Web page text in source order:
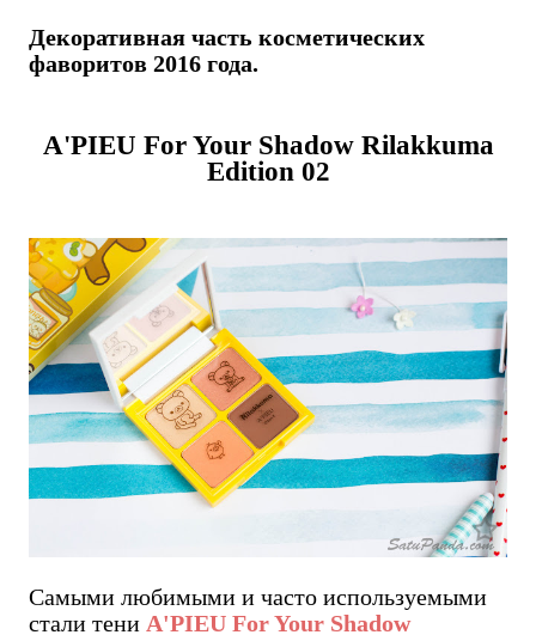
Декоративная часть косметических
фаворитов 2016 года.
A'PIEU For Your Shadow Rilakkuma
Edition 02
Самыми любимыми и часто используемыми
стали тени A'PIEU For Your Shadow